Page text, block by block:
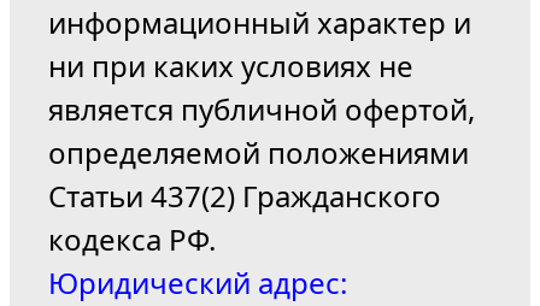
информационный характер и
ни при каких условиях не
является публичной офертой,
определяемой положениями
Статьи 437(2) Гражданского
кодекса РФ.
Юридический адрес: